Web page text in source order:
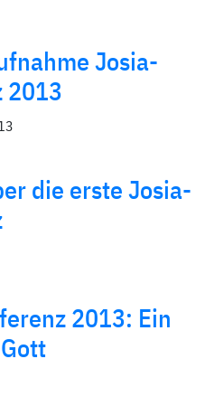
Josia-
2013
die erste Josia-
2013: Ein